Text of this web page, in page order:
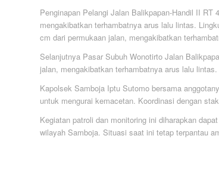
Penginapan Pelangi Jalan Balikpapan-Handil II
mengakibatkan terhambatnya arus lalu lintas.
cm dari permukaan jalan, mengakibatkan
Selanjutnya Pasar Subuh Wonotirto Jalan
jalan, mengakibatkan terhambatnya arus lalu lintas.
Kapolsek Samboja Iptu Sutomo bersama
untuk mengurai kemacetan. Koordinasi dengan
Kegiatan patroli dan monitoring ini diharapkan
wilayah Samboja. Situasi saat ini tetap terpantau